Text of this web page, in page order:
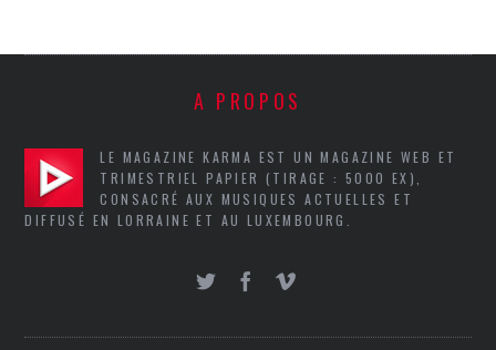
A PROPOS
LE MAGAZINE KARMA EST UN MAGAZINE WEB ET
TRIMESTRIEL PAPIER (TIRAGE : 5000 EX),
CONSACRÉ AUX MUSIQUES ACTUELLES ET
DIFFUSÉ EN LORRAINE ET AU LUXEMBOURG.